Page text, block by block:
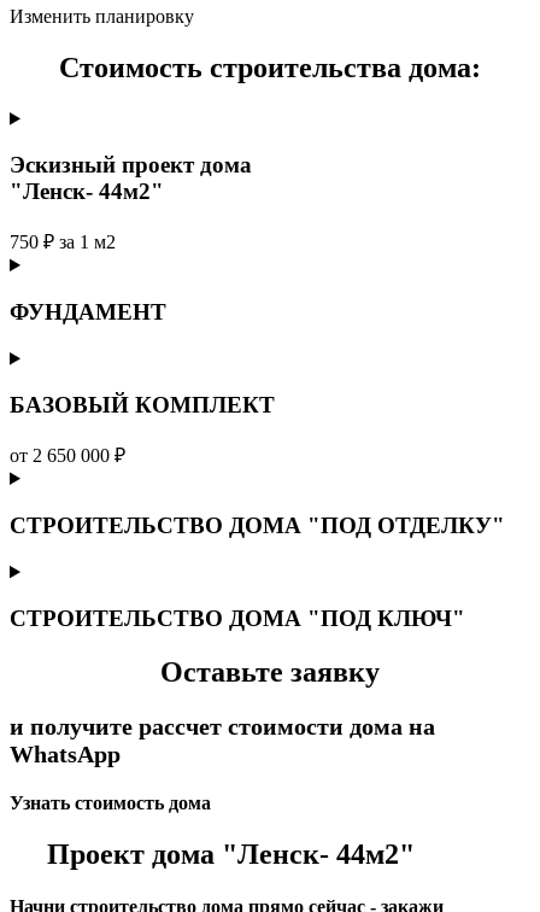
Изменить планировку
Стоимость строительства дома:
Эскизный проект дома
"Ленск- 44м2"
750 ₽ за 1 м2
ФУНДАМЕНТ
БАЗОВЫЙ КОМПЛЕКТ
от 2 650 000 ₽
СТРОИТЕЛЬСТВО ДОМА "ПОД ОТДЕЛКУ"
СТРОИТЕЛЬСТВО ДОМА "ПОД КЛЮЧ"
Оставьте заявку
и получите рассчет стоимости дома на
WhatsApp
Узнать стоимость дома
Проект дома "Ленск- 44м2"
Начни строительство дома прямо сейчас - закажи